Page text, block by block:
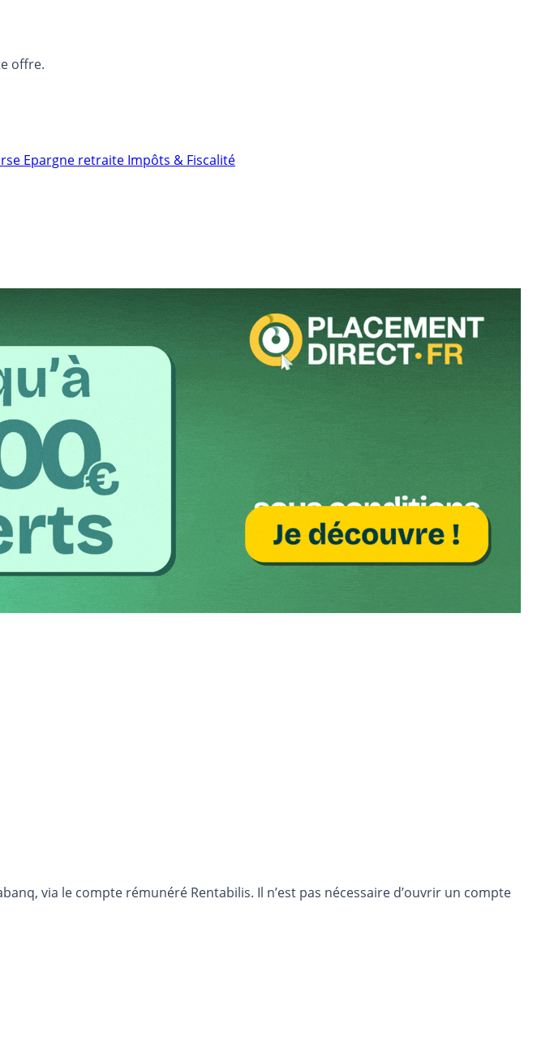
offre.
Epargne retraite Impôts & Fiscalité
via le compte rémunéré Rentabilis. Il n’est pas nécessaire d’ouvrir un compte